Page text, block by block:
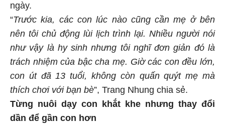
ngày.
“Trước kia, các con lúc nào cũng cần mẹ ở bên
nên tôi chủ động lùi lịch trình lại. Nhiều người nói
như vậy là hy sinh nhưng tôi nghĩ đơn giản đó là
trách nhiệm của bậc cha mẹ. Giờ các con đều lớn,
con út đã 13 tuổi, không còn quấn quýt mẹ mà
thích chơi với bạn bè”, Trang Nhung chia sẻ.
Từng nuôi dạy con khắt khe nhưng thay đổi
dần để gần con hơn